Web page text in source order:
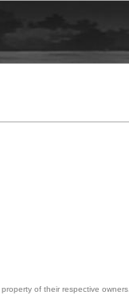
of their respective owners.